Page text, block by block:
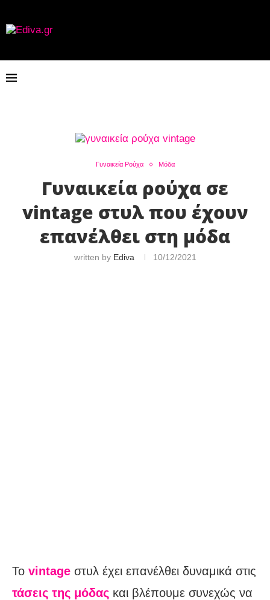
Γυναικεία Ρούχα Μόδα
Γυναικεία ρούχα σε
vintage στυλ που έχουν
επανέλθει στη μόδα
written by Ediva 10/12/2021
Το vintage στυλ έχει επανέλθει δυναμικά στις
τάσεις της μόδας και βλέπουμε συνεχώς να